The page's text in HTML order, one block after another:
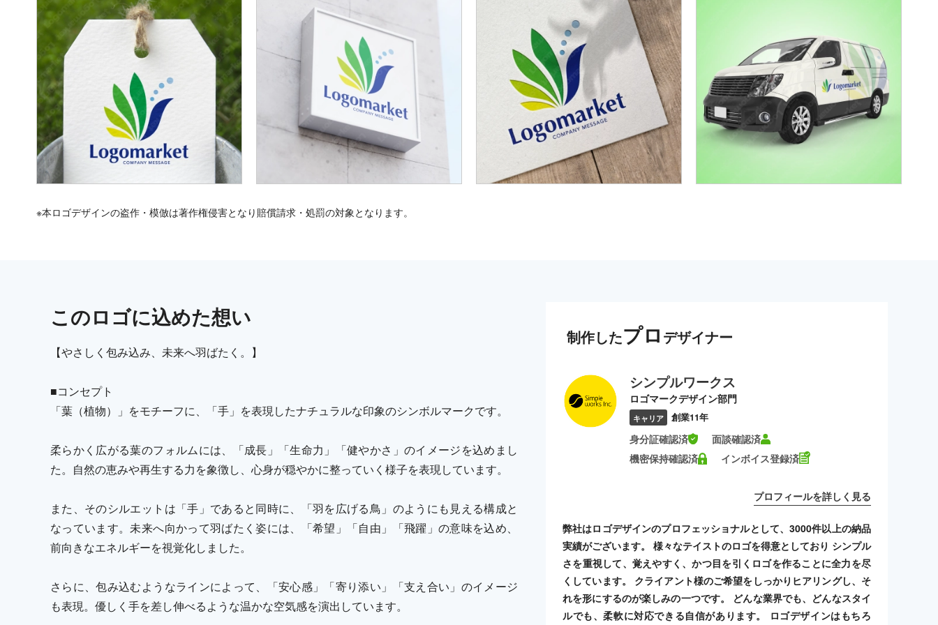
※本ロゴデザインの盗作・模倣は著作権侵害となり賠償請求・処罰の対象となります。
このロゴに込めた想い
【やさしく包み込み、未来へ羽ばたく。】
■コンセプト
「葉（植物）」をモチーフに、「手」を表現したナチュラルな印象のシンボルマークです。
柔らかく広がる葉のフォルムには、「成長」「生命力」「健やかさ」のイメージを込めまし
た。自然の恵みや再生する力を象徴し、心身が穏やかに整っていく様子を表現しています。
また、そのシルエットは「手」であると同時に、「羽を広げる鳥」のようにも見える構成と
なっています。未来へ向かって羽ばたく姿には、「希望」「自由」「飛躍」の意味を込め、
前向きなエネルギーを視覚化しました。
さらに、包み込むようなラインによって、「安心感」「寄り添い」「支え合い」のイメージ
も表現。優しく手を差し伸べるような温かな空気感を演出しています。
制作したプロ デザイナー
シンプルワークス
ロゴマークデザイン部門
キャリア 創業11年
身分証確認済
面談確認済
機密保持確認済
インボイス登録済
プロフィールを詳しく見る
弊社はロゴデザインのプロフェッショナルとして、3000件以上の納品
実績がございます。 様々なテイストのロゴを得意としており シンプル
さを重視して、覚えやすく、かつ目を引くロゴを作ることに全力を尽
くしています。 クライアント様のご希望をしっかりヒアリングし、そ
れを形にするのが楽しみの一つです。 どんな業界でも、どんなスタイ
ルでも、柔軟に対応できる自信があります。 ロゴデザインはもちろ